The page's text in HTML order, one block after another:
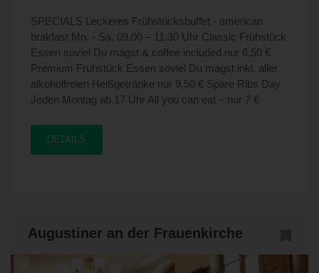
SPECIALS Leckeres Frühstücksbuffet - american
brakfast Mo. - Sa. 09.00 – 11.30 Uhr Classic Frühstück
Essen soviel Du magst & coffee included nur 6,50 €
Premium Frühstück Essen soviel Du magst inkl. aller
alkoholfreien Heißgetränke nur 9,50 € Spare Ribs Day
Jeden Montag ab 17 Uhr All you can eat – nur 7 €
DETAILS
Augustiner an der Frauenkirche